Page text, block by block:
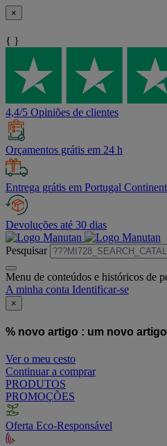
×
{ }
4,4/5 Opiniões de clientes
Orçamentos grátis em 24 h
Entrega grátis em Portugal
Devoluções até 30 dias
Pesquisar
Menu de conteúdos e históricos de
A minha conta Identificar-se
×
% novo artigo : um novo
Ver o meu cesto
Continuar a comprar
PRODUTOS
PROMOÇÕES
Oferta Eco-Responsável